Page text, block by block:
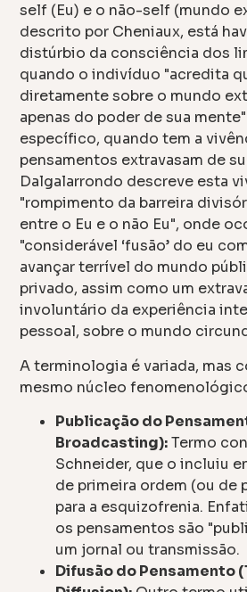
self (Eu) e o não-self (mundo
descrito por Cheniaux, está
distúrbio da consciência dos
quando o indivíduo "acredita
diretamente sobre o mundo
apenas do poder de sua
específico, quando tem a
pensamentos extravasam de
Dalgalarrondo descreve esta
"rompimento da barreira
entre o Eu e o não Eu", onde
"considerável ‘fusão’ do eu
avançar terrível do mundo
privado, assim como um
involuntário da experiência
pessoal, sobre o mundo
A terminologia é variada, mas
mesmo núcleo
Publicação do
Broadcasting):Termo
Schneider, que o incluiu
de primeira ordem (ou de
para a esquizofrenia.
os pensamentos são
um jornal ou transmissão.
Difusão do Pensamento